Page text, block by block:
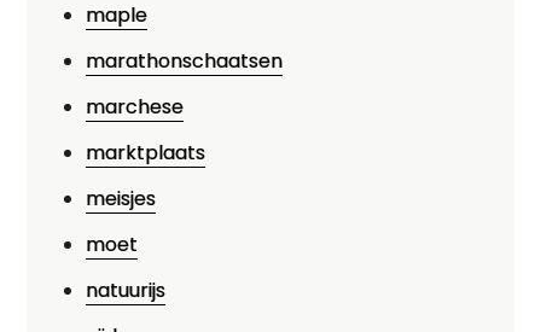
maple
marathonschaatsen
marchese
marktplaats
meisjes
moet
natuurijs